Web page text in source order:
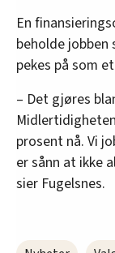
En
beholde
pekes på som
– Det gjøres
prosent nå. Vi
er sånn at ikke
sier Fugelsnes.